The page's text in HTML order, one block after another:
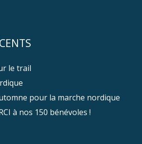
le trail
pour la marche nordique
à nos 150 bénévoles !